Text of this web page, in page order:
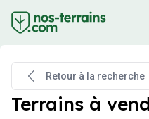
Retour à la recherche
Terrains à